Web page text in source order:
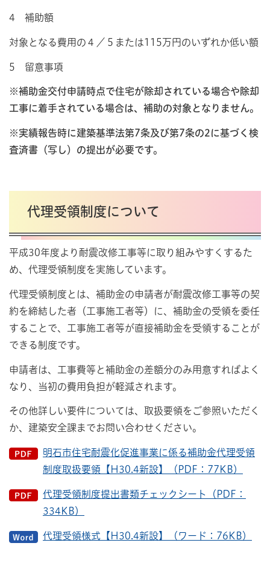
4 補助額
対象となる費用の４／５または115万円のいずれか低い額
5 留意事項
※補助金交付申請時点で住宅が除却されている場合や除却
工事に着手されている場合は、補助の対象となりません。
※実績報告時に建築基準法第7条及び第7条の2に基づく検
査済書（写し）の提出が必要です。
代理受領制度について
平成30年度より耐震改修工事等に取り組みやすくするた
め、代理受領制度を実施しています。
代理受領制度とは、補助金の申請者が耐震改修工事等の契
約を締結した者（工事施工者等）に、補助金の受領を委任
することで、工事施工者等が直接補助金を受領することが
できる制度です。
申請者は、工事費等と補助金の差額分のみ用意すればよく
なり、当初の費用負担が軽減されます。
その他詳しい要件については、取扱要領をご参照いただく
か、建築安全課までお問い合わせください。
明石市住宅耐震化促進事業に係る補助金代理受領
制度取扱要領【H30.4新設】（PDF：77KB）
代理受領制度提出書類チェックシート（PDF：
334KB）
代理受領様式【H30.4新設】（ワード：76KB）